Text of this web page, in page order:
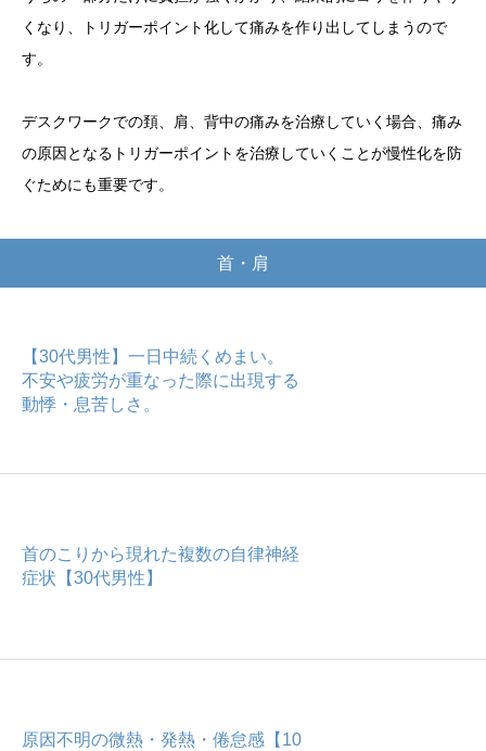
くなり、トリガーポイント化して痛みを作り出してしまうので
す。
デスクワークでの頚、肩、背中の痛みを治療していく場合、痛み
の原因となるトリガーポイントを治療していくことが慢性化を防
ぐためにも重要です。
首・肩
【30代男性】一日中続くめまい。
不安や疲労が重なった際に出現する
動悸・息苦しさ。
首のこりから現れた複数の自律神経
症状【30代男性】
原因不明の微熱・発熱・倦怠感【10